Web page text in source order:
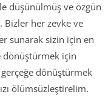
düşünülmüş ve özgün
Bizler her zevke ve
sunarak sizin için en
için
gerçeğe dönüştürmek
ölümsüzleştirelim.